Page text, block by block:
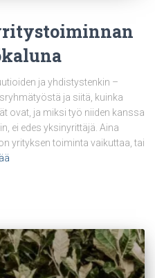
ja yhdistystenkin –
ja siitä, kuinka
ovat, ja miksi työ niiden kanssa
ei edes yksinyrittäjä. Aina
yrityksen toiminta vaikuttaa, tai